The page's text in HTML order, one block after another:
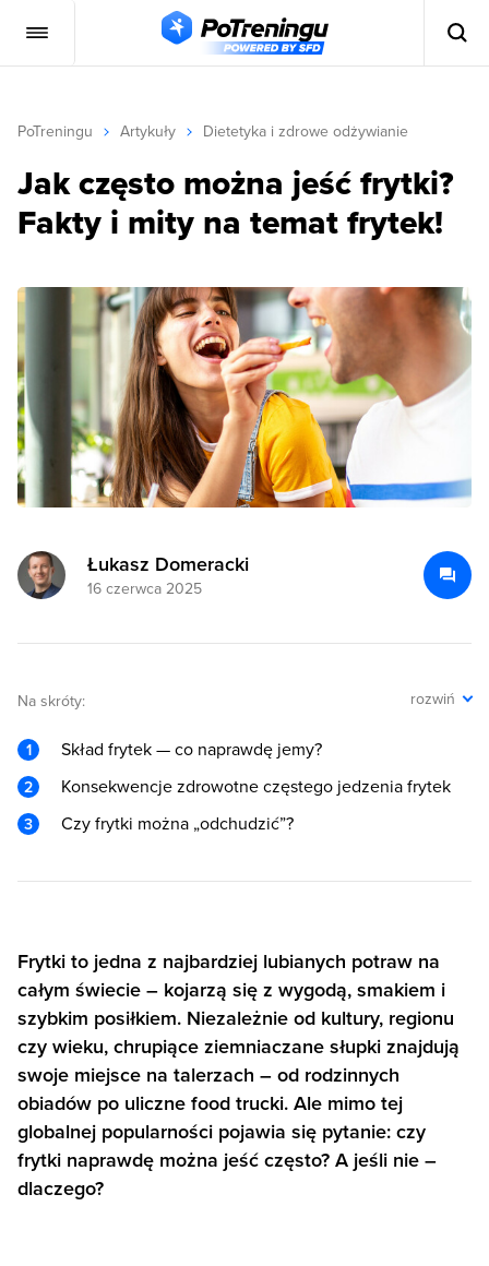
PoTreningu Artykuły Dietetyka i zdrowe odżywianie
Jak często można jeść frytki?
Fakty i mity na temat frytek!
Łukasz Domeracki
16 czerwca 2025
Na skróty: rozwiń
Skład frytek — co naprawdę jemy?
Konsekwencje zdrowotne częstego jedzenia frytek
Czy frytki można „odchudzić”?
Frytki to jedna z najbardziej lubianych potraw na
całym świecie – kojarzą się z wygodą, smakiem i
szybkim posiłkiem. Niezależnie od kultury, regionu
czy wieku, chrupiące ziemniaczane słupki znajdują
swoje miejsce na talerzach – od rodzinnych
obiadów po uliczne food trucki. Ale mimo tej
globalnej popularności pojawia się pytanie: czy
frytki naprawdę można jeść często? A jeśli nie –
dlaczego?